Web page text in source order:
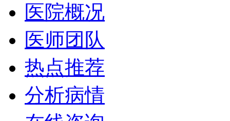
医院概况
医师团队
热点推荐
分析病情